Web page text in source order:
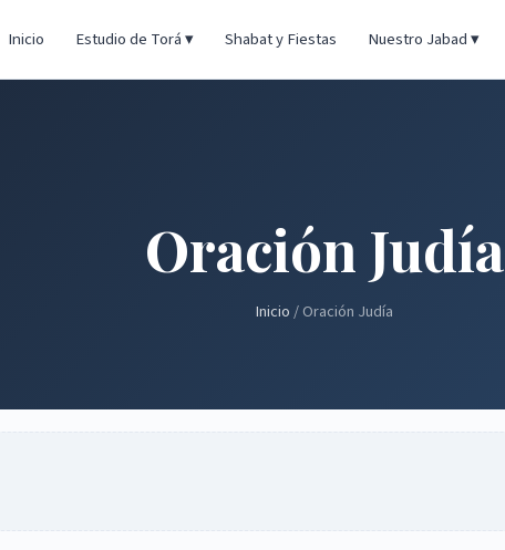
Inicio Estudio de Torá ▾ Shabat y Fiestas Nuestro Jabad ▾
Oración Judía
Inicio/ Oración Judía